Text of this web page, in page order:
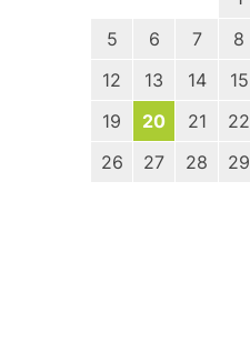
5
6 7 8
12
13 14 15
19
20 21 22
26
27 28 29